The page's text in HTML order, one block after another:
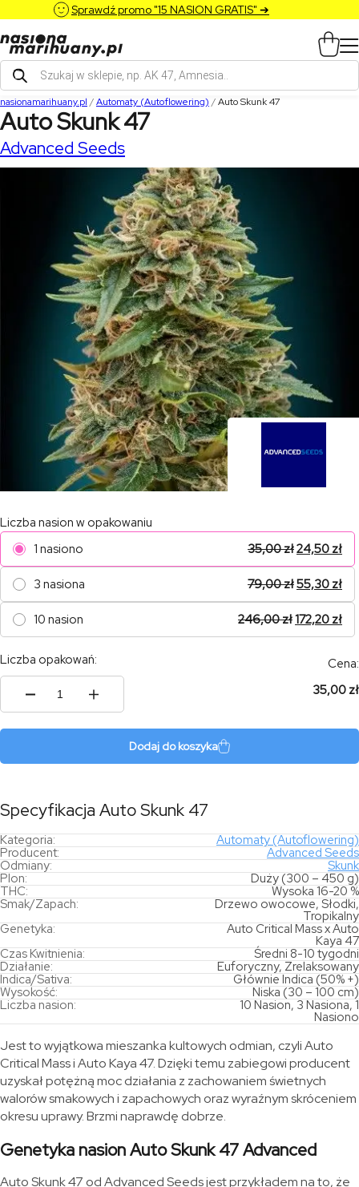
Sprawdź promo "15 NASION GRATIS" ➔
Wyszukiwarka
produktów
nasionamarihuany.pl /Automaty (Autoflowering) /Auto Skunk 47
Auto Skunk 47
Advanced Seeds
Liczba nasion w opakowaniu
1 nasiono
35,00zł24,50 zł
3 nasiona 79,00zł55,30 zł
10 nasion 246,00zł172,20 zł
Liczba opakowań:
ilość
Cena:
35,00 zł
Dodaj do koszyka
Specyfikacja Auto Skunk 47
Kategoria:
Automaty (Autoflowering)
Producent:
Advanced Seeds
Odmiany:
Skunk
Plon:
Duży (300 – 450 g)
THC:
Wysoka 16-20 %
Smak/Zapach:
Drzewo owocowe, Słodki,
Tropikalny
Genetyka:
Auto Critical Mass x Auto
Kaya 47
Czas Kwitnienia:
Średni 8-10 tygodni
Działanie:
Euforyczny, Zrelaksowany
Indica/Sativa:
Głównie Indica (50% +)
Wysokość:
Niska (30 – 100 cm)
Liczba nasion:
10 Nasion, 3 Nasiona, 1
Nasiono
Jest to wyjątkowa mieszanka kultowych odmian, czyli Auto
Critical Mass i Auto Kaya 47. Dzięki temu zabiegowi producent
uzyskał potężną moc działania z zachowaniem świetnych
walorów smakowych i zapachowych oraz wyraźnym skróceniem
okresu uprawy. Brzmi naprawdę dobrze.
Genetyka nasion Auto Skunk 47 Advanced
Auto Skunk 47 od Advanced Seeds jest przykładem na to, że